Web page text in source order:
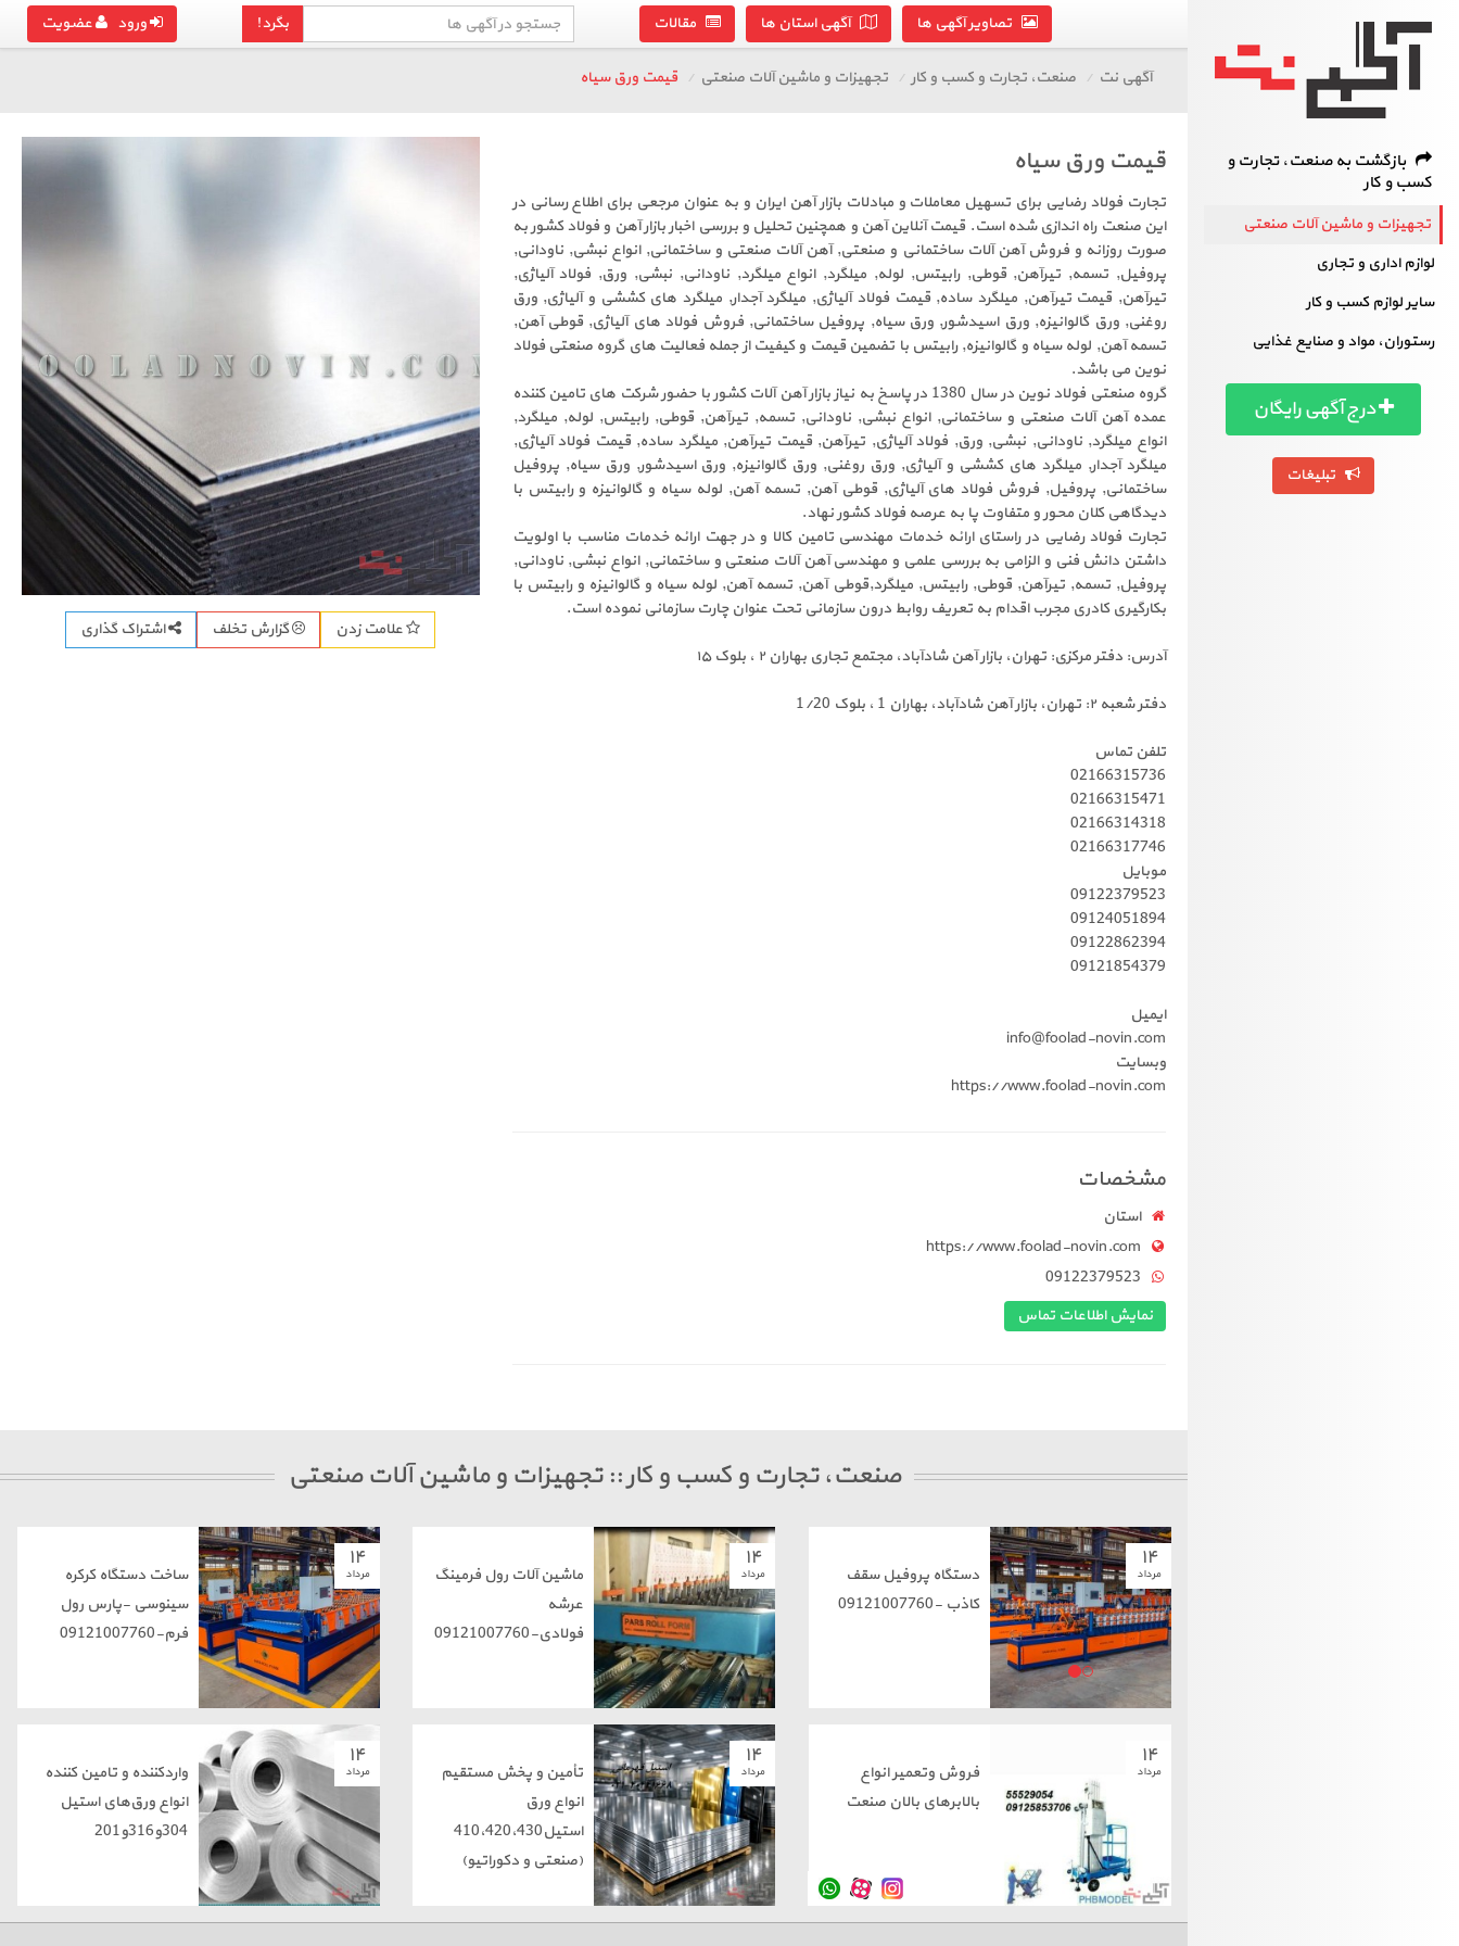
ورود عضویت بگرد! تصاویر آگهی ها آگهی استان ها مقالات
بازگشت به صنعت، تجارت و
کسب و کار
تجهیزات و ماشین آلات صنعتی
لوازم اداری و تجاری
سایر لوازم کسب و کار
رستوران، مواد و صنایع غذایی
درج آگهی رایگان
تبلیغات
آگهی نت صنعت، تجارت و کسب و کار تجهیزات و ماشین آلات صنعتی قیمت ورق سیاه
قیمت ورق سیاه
تجارت فولاد رضایی برای تسهیل معاملات و مبادلات بازار آهن ایران و به عنوان مرجعی برای اطلاع رسانی در
این صنعت راه اندازی شده است. قیمت آنلاین آهن و همچنین تحلیل و بررسی اخبار بازار آهن و فولاد کشور به
صورت روزانه و فروش آهن آلات ساختمانی و صنعتی, آهن آلات صنعتی و ساختمانی, انواع نبشی, ناودانی,
پروفیل, تسمه, تیرآهن, قوطی, رابیتس, لوله, میلگرد, انواع میلگرد, ناودانی, نبشی, ورق, فولاد آلیاژی,
تیرآهن, قیمت تیرآهن, میلگرد ساده, قیمت فولاد آلیاژی, میلگرد آجدار, میلگرد های کششی و آلیاژی, ورق
روغنی, ورق گالوانیزه, ورق اسیدشور, ورق سیاه, پروفیل ساختمانی, فروش فولاد های آلیاژی, قوطی آهن,
تسمه آهن, لوله سیاه و گالوانیزه, رابیتس با تضمین قیمت و کیفیت از جمله فعالیت های گروه صنعتی فولاد
نوین می باشد.
گروه صنعتی فولاد نوین در سال 1380 در پاسخ به نیاز بازار آهن آلات کشور با حضور شرکت های تامین کننده
عمده آهن آلات صنعتی و ساختمانی, انواع نبشی, ناودانی, تسمه, تیرآهن, قوطی, رابیتس, لوله, میلگرد,
انواع میلگرد, ناودانی, نبشی, ورق, فولاد آلیاژی, تیرآهن, قیمت تیرآهن, میلگرد ساده, قیمت فولاد آلیاژی,
میلگرد آجدار, میلگرد های کششی و آلیاژی, ورق روغنی, ورق گالوانیزه, ورق اسیدشور, ورق سیاه, پروفیل
ساختمانی, پروفیل, فروش فولاد های آلیاژی, قوطی آهن, تسمه آهن, لوله سیاه و گالوانیزه و رابیتس با
دیدگاهی کلان محور و متفاوت پا به عرصه فولاد کشور نهاد.
تجارت فولاد رضایی در راستای ارائه خدمات مهندسی تامین کالا و در جهت ارائه خدمات مناسب با اولویت
داشتن دانش فنی و الزامی به بررسی علمی و مهندسی آهن آلات صنعتی و ساختمانی, انواع نبشی, ناودانی,
پروفیل, تسمه, تیرآهن, قوطی, رابیتس, میلگرد,قوطی آهن, تسمه آهن, لوله سیاه و گالوانیزه و رابیتس با
بکارگیری کادری مجرب اقدام به تعریف روابط درون سازمانی تحت عنوان چارت سازمانی نموده است.
آدرس: دفتر مرکزی: تهران، بازار آهن شادآباد، مجتمع تجاری بهاران ۲ ، بلوک ۱۵
دفتر شعبه ۲: تهران، بازار آهن شادآباد، بهاران 1 ، بلوک 1/20
تلفن تماس
02166315736
02166315471
02166314318
02166317746
موبایل
09122379523
09124051894
09122862394
09121854379
ایمیل
info@foolad-novin.com
وبسایت
https://www.foolad-novin.com
مشخصات
استان
https://www.foolad-novin.com
09122379523
نمایش اطلاعات تماس
علامت زدن گزارش تخلف اشتراک گذاری
صنعت، تجارت و کسب و کار :: تجهیزات و ماشین آلات صنعتی
۱۴
مرداد
دستگاه پروفیل سقف
کاذب -09121007760
۱۴
مرداد
ماشین آلات رول فرمینگ
عرشه
فولادی-09121007760
۱۴
مرداد
ساخت دستگاه کرکره
سینوسی -پارس رول
فرم-09121007760
۱۴
مرداد
فروش وتعمیر انواع
بالابرهای بالان صنعت
۱۴
مرداد
تأمین و پخش مستقیم
انواع ورق
استیل410،420،430
(صنعتی و دکوراتیو)
۱۴
مرداد
واردکننده و تامین کننده
انواع ورق‌های استیل
304و316و201